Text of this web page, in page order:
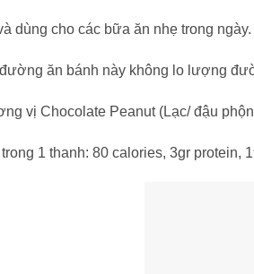
dùng cho các bữa ăn nhẹ trong ngày.
ăn bánh này không lo lượng
vị Chocolate Peanut (Lạc/ đậu
1 thanh: 80 calories, 3gr